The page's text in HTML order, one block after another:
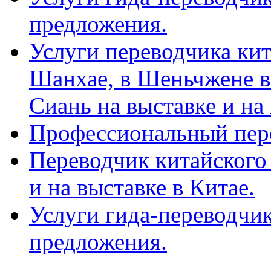
предложения.
Услуги переводчика
Шанхае, в Шеньчжене
Сиань на выставке и
Профессиональный
Переводчик
и на выставке в Китае.
Услуги гида-
предложения.